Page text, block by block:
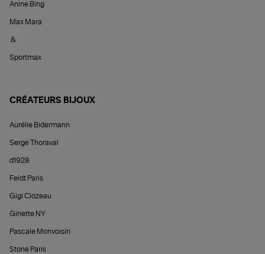
Anine Bing
Max Mara
&
Sportmax
CRÉATEURS BIJOUX
Aurélie Bidermann
Serge Thoraval
d1928
Feidt Paris
Gigi Clozeau
Ginette NY
Pascale Monvoisin
Stone Paris